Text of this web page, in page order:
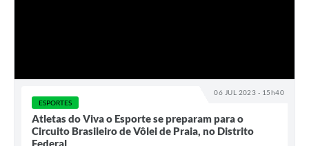
06 JUL 2023 - 15h40
ESPORTES
Atletas do Viva o Esporte se preparam para o
Circuito Brasileiro de Vôlei de Praia, no Distrito
Federal